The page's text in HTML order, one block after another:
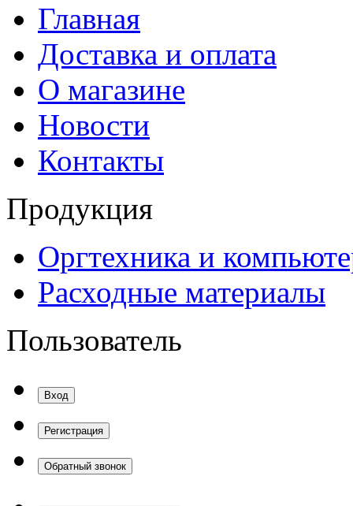
Главная
Доставка и оплата
О магазине
Новости
Контакты
Продукция
Оргтехника и
Расходные материалы
Пользователь
Вход
Регистрация
Обратный звонок